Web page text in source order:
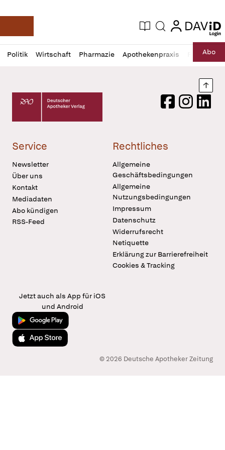
Deutsche Apotheker Zeitung
Aktuelle Ausgabe
Suche login
login
Politik Wirtschaft Pharmazie Apothekenpraxis RechtAbo
Profil
öffnen
Daz
Pur
Deutscher Apotheker Verlag Logo
FacebookInstagram
Service
Newsletter
Über uns
Kontakt
Mediadaten
Abo kündigen
RSS-Feed
Rechtliches
Allgemeine
Geschäftsbedingungen
Allgemeine
Nutzungsbedingungen
Impressum
Datenschutz
Widerrufsrecht
Netiquette
Erklärung zur Barrierefreiheit
Cookies & Tracking
Jetzt auch als App für iOS
und Android
Jetzt bei Google Play
Laden im App Store
© 2026 Deutsche Apotheker Zeitung